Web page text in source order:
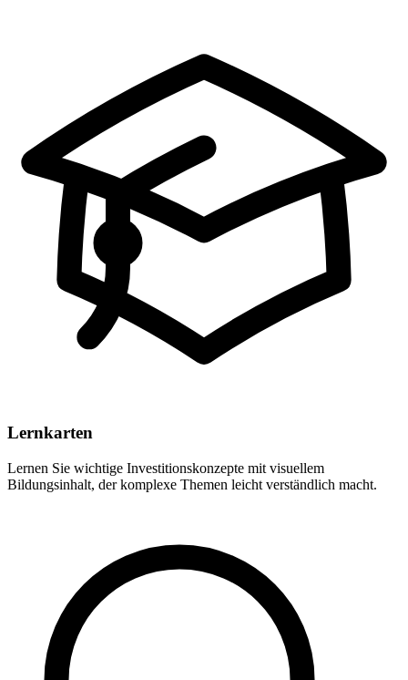
Lernkarten
Lernen Sie wichtige Investitionskonzepte mit visuellem
Bildungsinhalt, der komplexe Themen leicht verständlich macht.